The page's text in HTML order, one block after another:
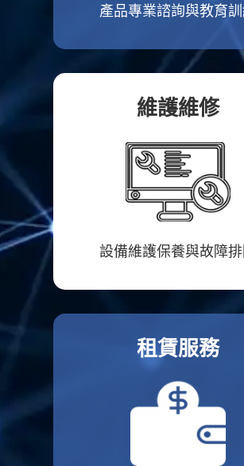
產品專業諮詢與教育
維護維修
設備維護保養與故障
租賃服務